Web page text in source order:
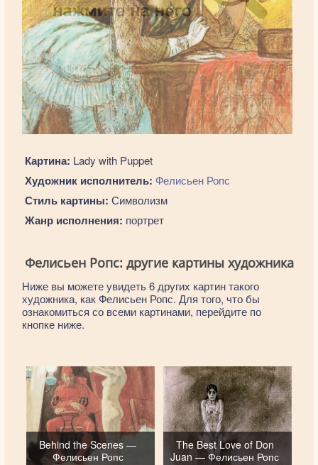
Картина: Lady with Puppet
Художник исполнитель: Фелисьен Ропс
Стиль картины: Символизм
Жанр исполнения: портрет
Фелисьен Ропс: другие картины художника
Ниже вы можете увидеть 6 других картин такого
художника, как Фелисьен Ропс. Для того, что бы
ознакомиться со всеми картинами, перейдите по
кнопке ниже.
Behind the Scenes —
Фелисьен Ропс
The Best Love of Don
Juan — Фелисьен Ропс